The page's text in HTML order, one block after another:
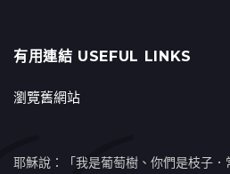
有用連結 USEFUL LINKS
瀏覽舊網站
耶穌說：「我是葡萄樹、你們是枝子